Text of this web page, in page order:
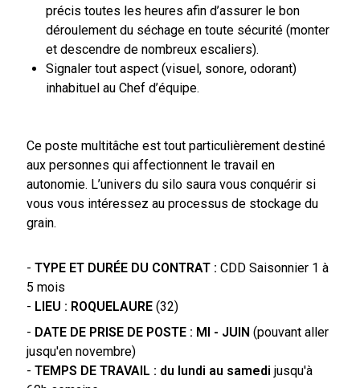
précis toutes les heures afin d’assurer le bon
déroulement du séchage en toute sécurité (monter
et descendre de nombreux escaliers).
Signaler tout aspect (visuel, sonore, odorant)
inhabituel au Chef d’équipe.
Ce poste multitâche est tout particulièrement destiné
aux personnes qui affectionnent le travail en
autonomie. L’univers du silo saura vous conquérir si
vous vous intéressez au processus de stockage du
grain.
- TYPE ET DURÉE DU CONTRAT : CDD Saisonnier 1 à
5 mois
- LIEU : ROQUELAURE (32)
- DATE DE PRISE DE POSTE : MI - JUIN (pouvant aller
jusqu'en novembre)
- TEMPS DE TRAVAIL : du lundi au samedi jusqu'à